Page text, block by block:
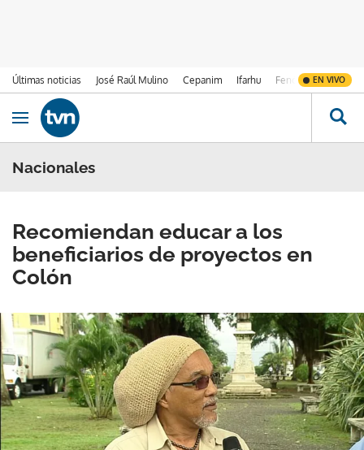
Últimas noticias José Raúl Mulino Cepanim Ifarhu Fenómeno de El
EN VIVO
Ir al contenido
Obrir navegació
Nacionales
Recomiendan educar a los
beneficiarios de proyectos en
Colón